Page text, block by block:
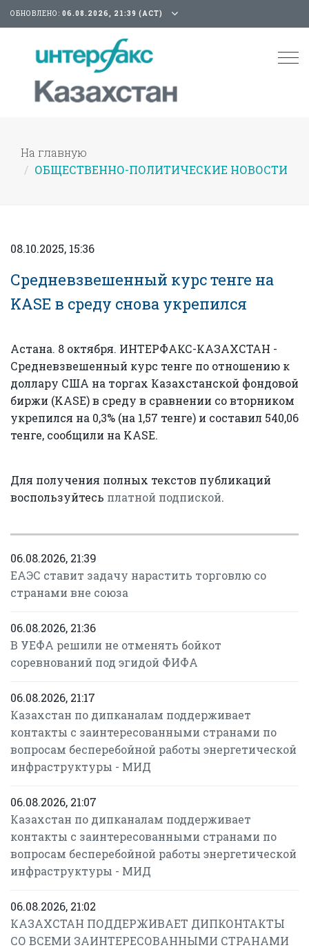
ОБНОВЛЕНО: 06.08.2026, 21:39 (АСТ)
На главную
ОБЩЕСТВЕННО-ПОЛИТИЧЕСКИЕ НОВОСТИ
08.10.2025, 15:36
Средневзвешенный курс тенге на
KASE в среду снова укрепился
Астана. 8 октября. ИНТЕРФАКС-КАЗАХСТАН -
Средневзвешенный курс тенге по отношению к
доллару США на торгах Казахстанской фондовой
биржи (KASE) в среду в сравнении со вторником
укрепился на 0,3% (на 1,57 тенге) и составил 540,06
тенге, сообщили на KASE.
Для получения полных текстов публикаций
воспользуйтесь платной подпиской.
06.08.2026, 21:39
ЕАЭС ставит задачу нарастить торговлю со
странами вне союза
06.08.2026, 21:36
В УЕФА решили не отменять бойкот
соревнований под эгидой ФИФА
06.08.2026, 21:17
Казахстан по дипканалам поддерживает
контакты с заинтересованными странами по
вопросам бесперебойной работы энергетической
инфраструктуры - МИД
06.08.2026, 21:07
Казахстан по дипканалам поддерживает
контакты с заинтересованными странами по
вопросам бесперебойной работы энергетической
инфраструктуры - МИД
06.08.2026, 21:02
КАЗАХСТАН ПОДДЕРЖИВАЕТ ДИПКОНТАКТЫ
СО ВСЕМИ ЗАИНТЕРЕСОВАННЫМИ СТРАНАМИ